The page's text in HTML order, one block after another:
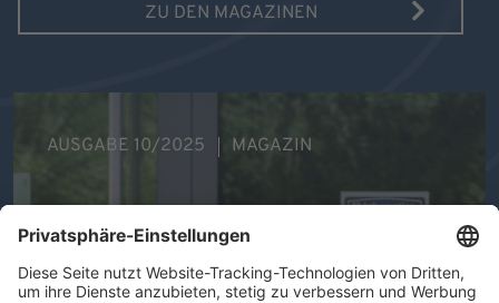
ZU DEN MAGAZINEN
AUSGABE 10/2025 MAGAZIN